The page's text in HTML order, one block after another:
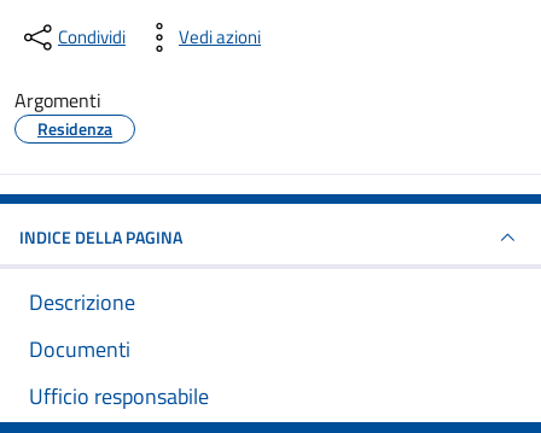
Condividi Vedi azioni
Argomenti
Residenza
INDICE DELLA PAGINA
Descrizione
Documenti
Ufficio responsabile